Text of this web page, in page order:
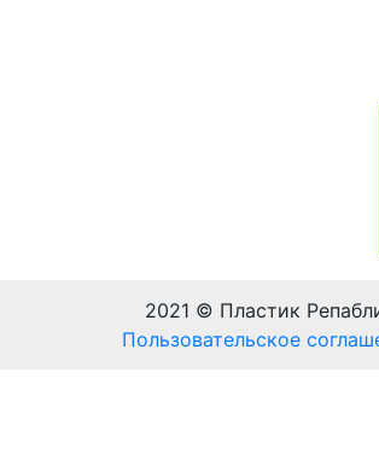
2021 © Пластик
Пользовательское